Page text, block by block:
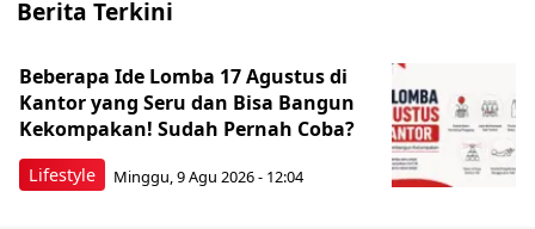
Berita Terkini
Lifestyle
Beberapa Ide Lomba 17 Agustus di
Kantor yang Seru dan Bisa Bangun
Kekompakan! Sudah Pernah Coba?
Minggu, 9 Agu 2026 - 12:04